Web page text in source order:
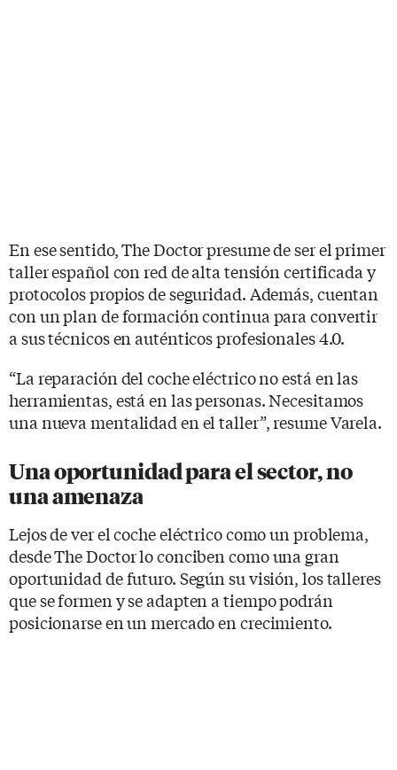
En ese sentido, The Doctor presume de ser el primer
taller español con red de alta tensión certificada y
protocolos propios de seguridad. Además, cuentan
con un plan de formación continua para convertir
a sus técnicos en auténticos profesionales 4.0.
“La reparación del coche eléctrico no está en las
herramientas, está en las personas. Necesitamos
una nueva mentalidad en el taller”, resume Varela.
Una oportunidad para el sector, no
una amenaza
Lejos de ver el coche eléctrico como un problema,
desde The Doctor lo conciben como una gran
oportunidad de futuro. Según su visión, los talleres
que se formen y se adapten a tiempo podrán
posicionarse en un mercado en crecimiento.